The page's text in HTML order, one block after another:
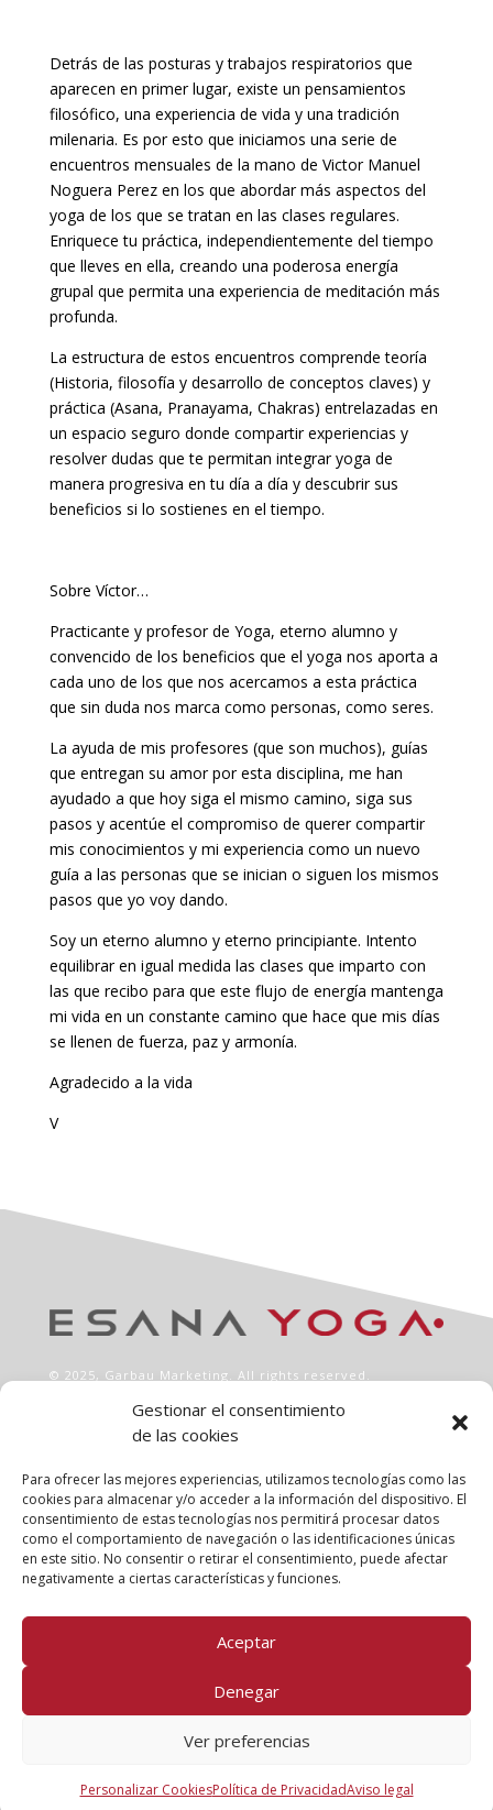
Gestionar el consentimiento
de las cookies
Para ofrecer las mejores experiencias, utilizamos tecnologías como las
cookies para almacenar y/o acceder a la información del dispositivo. El
consentimiento de estas tecnologías nos permitirá procesar datos
como el comportamiento de navegación o las identificaciones únicas
en este sitio. No consentir o retirar el consentimiento, puede afectar
negativamente a ciertas características y funciones.
Aceptar
Denegar
Ver preferencias
Personalizar CookiesPolítica de PrivacidadAviso legal
Detrás de las posturas y trabajos respiratorios que
aparecen en primer lugar, existe un pensamientos
filosófico, una experiencia de vida y una tradición
milenaria. Es por esto que iniciamos una serie de
encuentros mensuales de la mano de Victor Manuel
Noguera Perez en los que abordar más aspectos del
yoga de los que se tratan en las clases regulares.
Enriquece tu práctica, independientemente del tiempo
que lleves en ella, creando una poderosa energía
grupal que permita una experiencia de meditación más
profunda.
La estructura de estos encuentros comprende teoría
(Historia, filosofía y desarrollo de conceptos claves) y
práctica (Asana, Pranayama, Chakras) entrelazadas en
un espacio seguro donde compartir experiencias y
resolver dudas que te permitan integrar yoga de
manera progresiva en tu día a día y descubrir sus
beneficios si lo sostienes en el tiempo.
Sobre Víctor…
Practicante y profesor de Yoga, eterno alumno y
convencido de los beneficios que el yoga nos aporta a
cada uno de los que nos acercamos a esta práctica
que sin duda nos marca como personas, como seres.
La ayuda de mis profesores (que son muchos), guías
que entregan su amor por esta disciplina, me han
ayudado a que hoy siga el mismo camino, siga sus
pasos y acentúe el compromiso de querer compartir
mis conocimientos y mi experiencia como un nuevo
guía a las personas que se inician o siguen los mismos
pasos que yo voy dando.
Soy un eterno alumno y eterno principiante. Intento
equilibrar en igual medida las clases que imparto con
las que recibo para que este flujo de energía mantenga
mi vida en un constante camino que hace que mis días
se llenen de fuerza, paz y armonía.
Agradecido a la vida
V
© 2025, Garbau Marketing. All rights reserved.
INFO
Aviso legal
Política de privacidad
Política de cookies
Clases
Talleres
FOLLOW US!